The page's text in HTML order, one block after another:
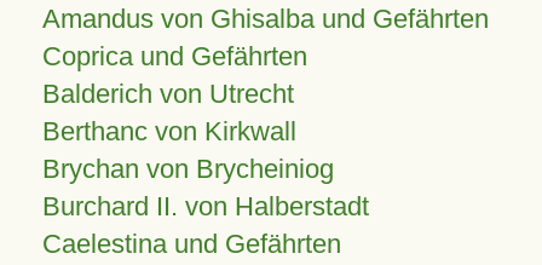
Amandus von Ghisalba und Gefährten
Coprica und Gefährten
Balderich von Utrecht
Berthanc von Kirkwall
Brychan von Brycheiniog
Burchard II. von Halberstadt
Caelestina und Gefährten